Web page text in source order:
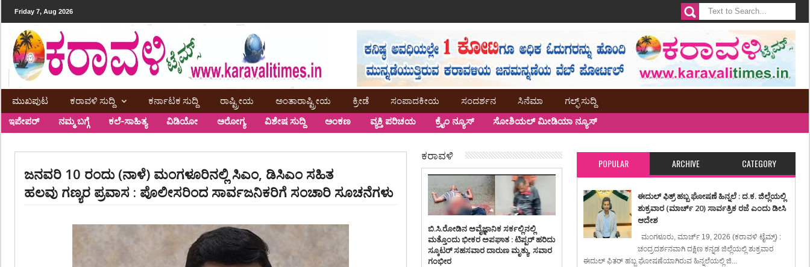
Friday 7, Aug 2026
ಮುಖಪುಟ ಕರಾವಳಿ ಸುದ್ದಿ ಕರ್ನಾಟಕ ಸುದ್ದಿ ರಾಷ್ಟ್ರೀಯ ಅಂತಾರಾಷ್ಟ್ರೀಯ ಕ್ರೀಡೆ ಸಂಪಾದಕೀಯ ಸಂದರ್ಶನ ಸಿನೆಮಾ ಗಲ್ಫ್ ಸುದ್ದಿ
ಇಪೇಪರ್ ನಮ್ಮ ಬಗ್ಗೆ ಕಲೆ-ಸಾಹಿತ್ಯ ವಿಡಿಯೋ ಅರೋಗ್ಯ ವಿಶೇಷ ಸುದ್ದಿ ಅಂಕಣ ವ್ಯಕ್ತಿ ಪರಿಚಯ ಕ್ರೈಂ ನ್ಯೂಸ್ ಸೋಶಿಯಲ್ ಮೀಡಿಯಾ ನ್ಯೂಸ್
ಜನವರಿ 10 ರಂದು (ನಾಳೆ) ಮಂಗಳೂರಿನಲ್ಲಿ ಸಿಎಂ, ಡಿಸಿಎಂ ಸಹಿತ
ಹಲವು ಗಣ್ಯರ ಪ್ರವಾಸ : ಪೊಲೀಸರಿಂದ ಸಾರ್ವಜನಿಕರಿಗೆ ಸಂಚಾರಿ ಸೂಚನೆಗಳು
POPULAR ARCHIVE CATEGORY
ಈದುಲ್ ಫಿತ್ರ್ ಹಬ್ಬ ಘೋಷಣೆ ಹಿನ್ನಲೆ : ದ.ಕ. ಜಿಲ್ಲೆಯಲ್ಲಿ
ಶುಕ್ರವಾರ (ಮಾರ್ಚ್ 20) ಸಾರ್ವತ್ರಿಕ ರಜೆ ಎಂದು ಡೀಸಿ
ಆದೇಶ
ಮಂಗಳೂರು, ಮಾರ್ಚ್ 19, 2026 (ಕರಾವಳಿ ಟೈಮ್ಸ್) :
ಚಂದ್ರದರ್ಶನವಾಗಿ ದಕ್ಷಿಣ ಕನ್ನಡ ಜಿಲ್ಲೆಯಲ್ಲಿ ಶುಕ್ರವಾರ
ಈದುಲ್ ಫಿತರ್ ಹಬ್ಬ ಘೋಷಣೆಯಾಗಿರುವ ಹಿನ್ನಲೆಯಲ್ಲಿ ಜಿ...
ಕರಾವಳಿ
ಬಿ.ಸಿ.ರೋಡಿನ ಅವೈಜ್ಞಾನಿಕ ಸರ್ಕಲ್ಲಿನಲ್ಲಿ
ಮತ್ತೊಂದು ಭೀಕರ ಅಪಘಾತ : ಟಿಪ್ಪರ್ ಹರಿದು
ಸ್ಕೂಟರ್ ಸಹಸವಾರ ದಾರುಣ ಮೃತ್ಯು, ಸವಾರ
ಗಂಭೀರ